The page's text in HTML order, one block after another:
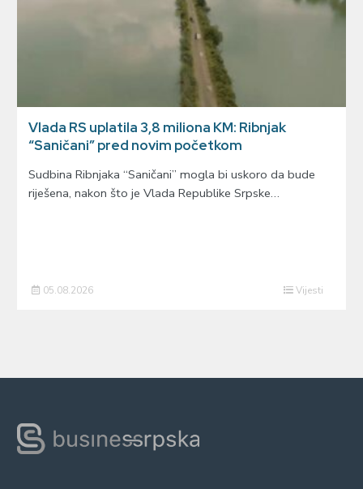
Vlada RS uplatila 3,8 miliona KM: Ribnjak
“Saničani” pred novim početkom
Sudbina Ribnjaka “Saničani” mogla bi uskoro da bude
riješena, nakon što je Vlada Republike Srpske…
05.08.2026 Vijesti